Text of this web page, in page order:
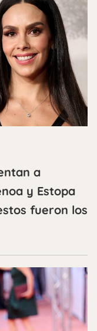
a
y Estopa
fueron los